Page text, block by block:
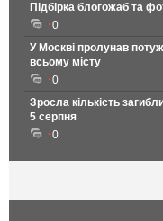
Підбірка блогожаб та
0
У Москві пролунав
всьому місту
0
Зросла кількість
5 серпня
0